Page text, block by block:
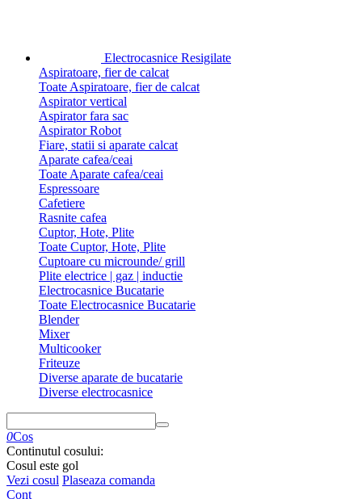
Electrocasnice Resigilate
Aspiratoare, fier de calcat
Toate Aspiratoare, fier de calcat
Aspirator vertical
Aspirator fara sac
Aspirator Robot
Fiare, statii si aparate calcat
Aparate cafea/ceai
Toate Aparate cafea/ceai
Espressoare
Cafetiere
Rasnite cafea
Cuptor, Hote, Plite
Toate Cuptor, Hote, Plite
Cuptoare cu microunde/ grill
Plite electrice | gaz | inductie
Electrocasnice Bucatarie
Toate Electrocasnice Bucatarie
Blender
Mixer
Multicooker
Friteuze
Diverse aparate de bucatarie
Diverse electrocasnice
0Cos
Continutul cosului:
Cosul este gol
Vezi cosul Plaseaza comanda
Cont